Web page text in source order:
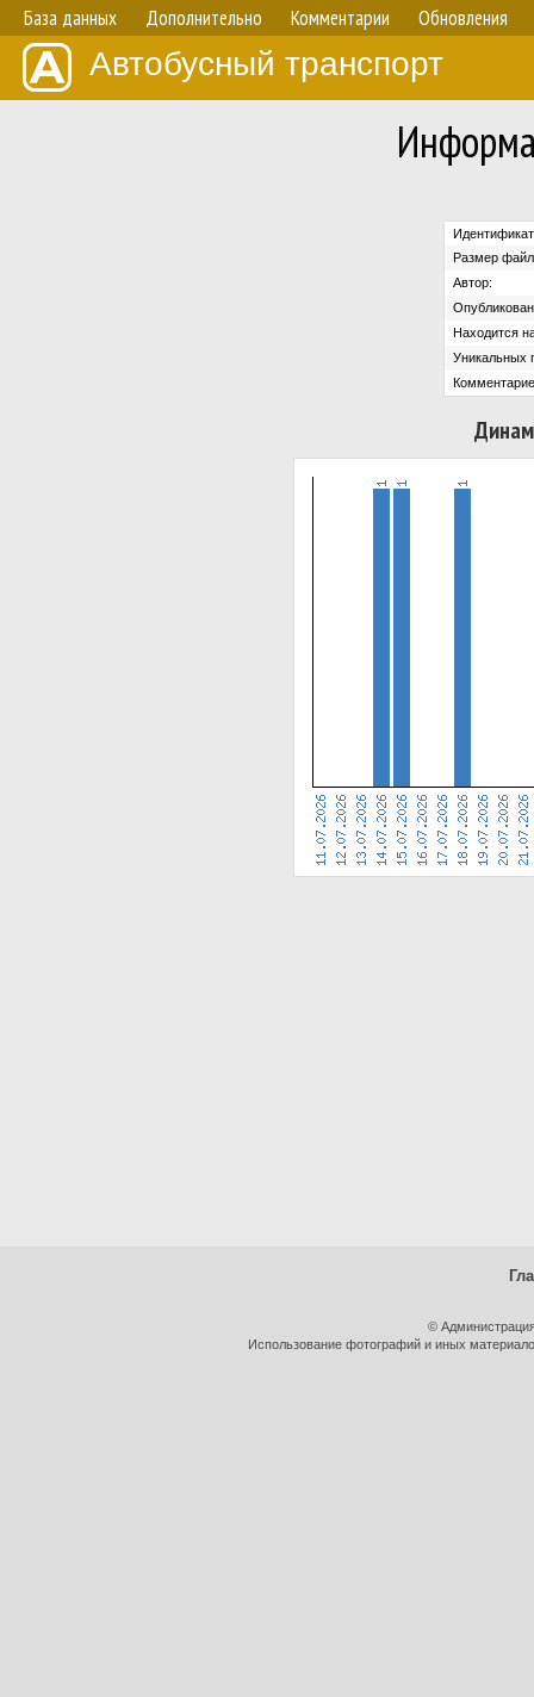
База данных Дополнительно Комментарии Обновления
Автобусный транспорт
Размер
Автор:
Находится
Уникальных
©
Использование фотографий и иных